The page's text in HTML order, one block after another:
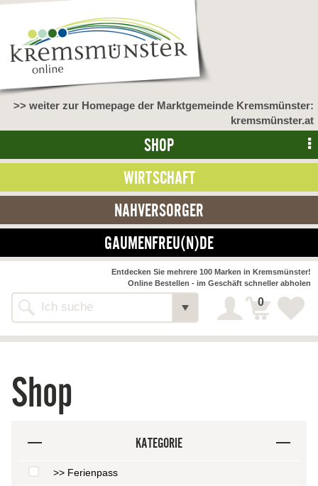
>> weiter zur Homepage der Marktgemeinde Kremsmünster:
kremsmünster.at
SHOP
WIRTSCHAFT
NAHVERSORGER
GAUMENFREU(N)DE
Shop
Entdecken Sie mehrere 100 Marken in Kremsmünster!
Online Bestellen - im Geschäft schneller abholen
0
Shop
KATEGORIE
>> Ferienpass